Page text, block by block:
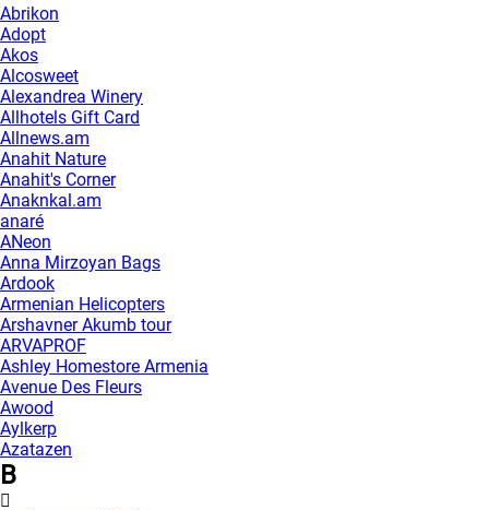
Abrikon
Adopt
Akos
Alcosweet
Alexandrea Winery
Allhotels Gift Card
Allnews.am
Anahit Nature
Anahit's Corner
Anaknkal.am
anaré
ANeon
Anna Mirzoyan Bags
Ardook
Armenian Helicopters
Arshavner Akumb tour
ARVAPROF
Ashley Homestore Armenia
Avenue Des Fleurs
Awood
Aylkerp
Azatazen
B